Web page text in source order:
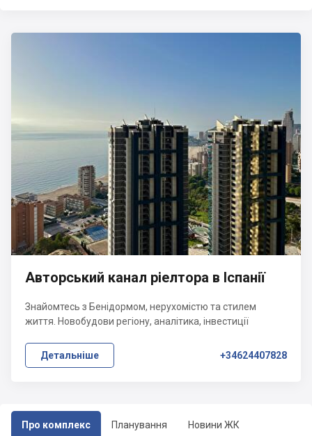
Про комплекс Планування Новини ЖК
Авторський канал ріелтора в Іспанії
Знайомтесь з Бенідормом, нерухомістю та стилем
життя. Новобудови регіону, аналітика, інвестиції
Детальніше +34624407828